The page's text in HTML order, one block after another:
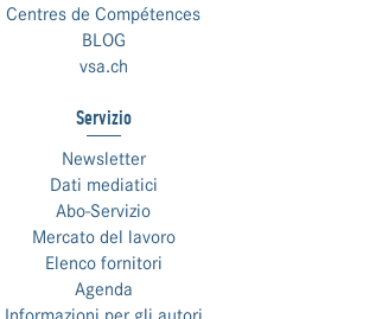
Centres de Compétences
BLOG
vsa.ch
Servizio
Newsletter
Dati mediatici
Abo-Servizio
Mercato del lavoro
Elenco fornitori
Agenda